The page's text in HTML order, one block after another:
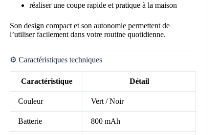
réaliser une coupe rapide et pratique à la maison
Son design compact et son autonomie permettent de
l’utiliser facilement dans votre routine quotidienne.
⚙️ Caractéristiques techniques
Caractéristique Détail
Couleur Vert / Noir
Batterie 800 mAh